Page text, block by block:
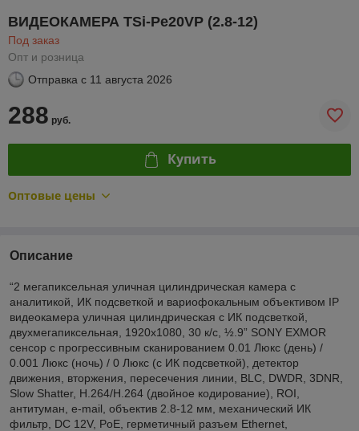
ВИДЕОКАМЕРА TSi-Pe20VP (2.8-12)
Под заказ
Опт и розница
Отправка с 11 августа 2026
288 руб.
Купить
Оптовые цены
Описание
“2 мегапиксельная уличная цилиндрическая камера с
аналитикой, ИК подсветкой и вариофокальным объективом IP
видеокамера уличная цилиндрическая с ИК подсветкой,
двухмегапиксельная, 1920х1080, 30 к/с, ½.9” SONY EXMOR
сенсор c прогрессивным сканированием 0.01 Люкс (день) /
0.001 Люкс (ночь) / 0 Люкс (с ИК подсветкой), детектор
движения, вторжения, пересечения линии, BLC, DWDR, 3DNR,
Slow Shatter, Н.264/H.264 (двойное кодирование), ROI,
антитуман, e-mail, объектив 2.8-12 мм, механический ИК
фильтр, DC 12V, PoE, герметичный разъем Ethernet,